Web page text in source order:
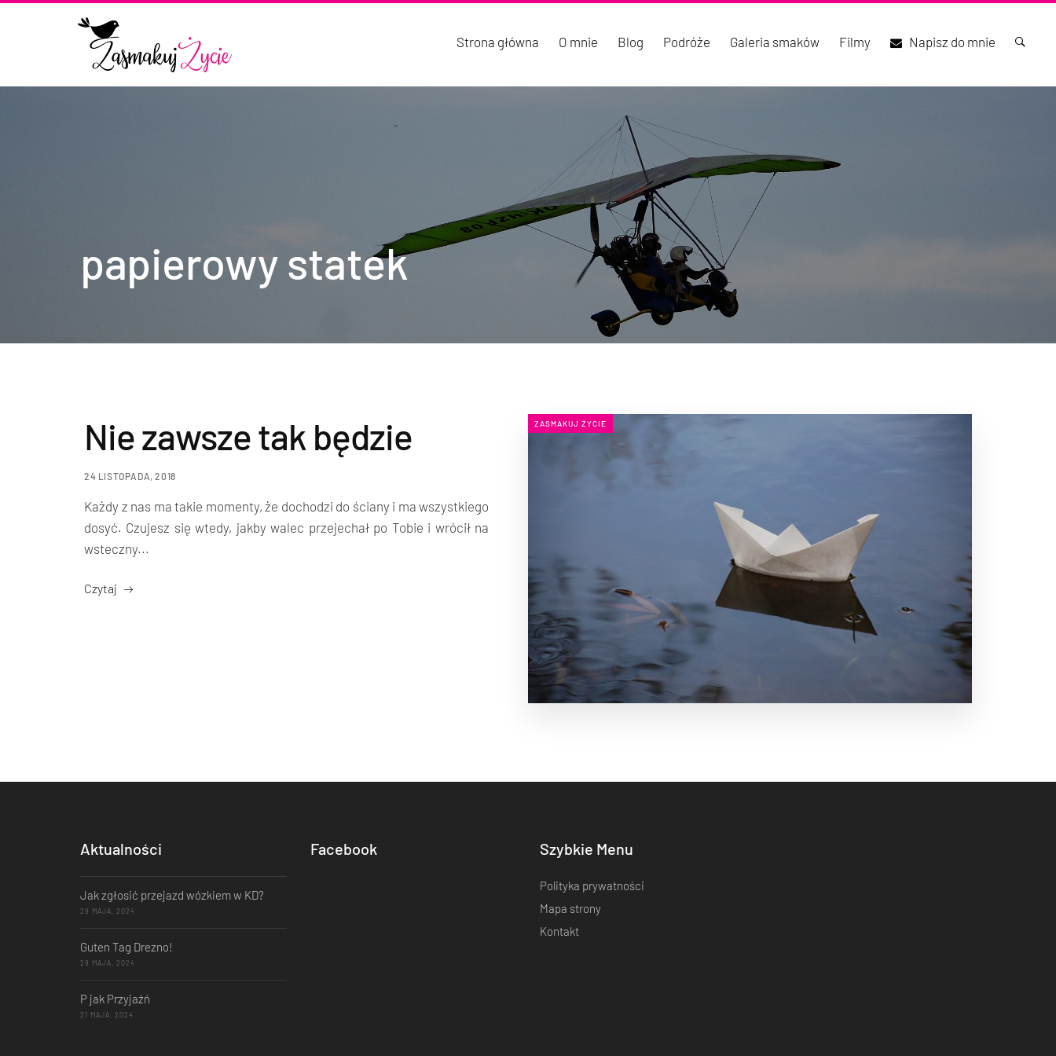
Strona główna O mnie Blog Podróże Galeria smaków Filmy Napisz do mnie
papierowy statek
ZASMAKUJ ŻYCIE
Nie zawsze tak będzie
24 LISTOPADA, 2018
Każdy z nas ma takie momenty, że dochodzi do ściany i ma wszystkiego
dosyć. Czujesz się wtedy, jakby walec przejechał po Tobie i wrócił na
wsteczny...
Czytaj
Aktualności
Jak zgłosić przejazd wózkiem w KD?
29 MAJA, 2024
Guten Tag Drezno!
29 MAJA, 2024
P jak Przyjaźń
21 MAJA, 2024
Facebook Szybkie Menu
Polityka prywatności
Mapa strony
Kontakt